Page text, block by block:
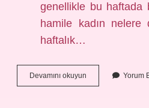
genellikle bu haftada
hamile kadın
haftalık…
Devamını okuyun Hamileliğin
5
Yorum